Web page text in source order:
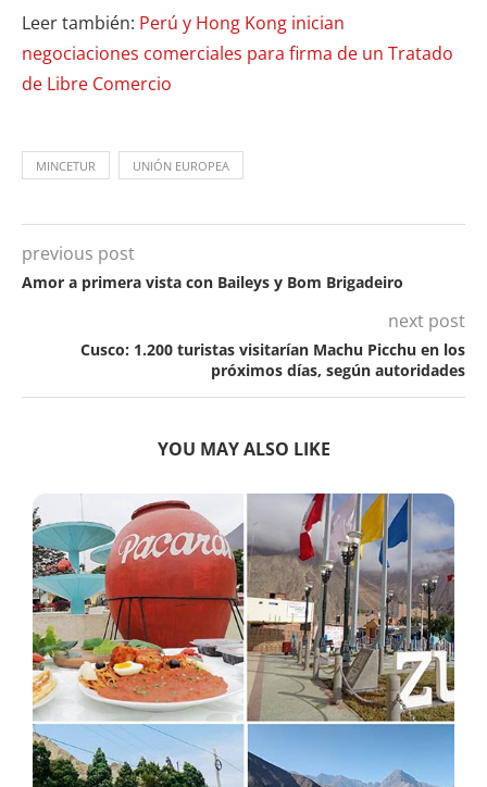
Leer también: Perú y Hong Kong inician
negociaciones comerciales para firma de un Tratado
de Libre Comercio
MINCETUR UNIÓN EUROPEA
previous post
Amor a primera vista con Baileys y Bom Brigadeiro
next post
Cusco: 1.200 turistas visitarían Machu Picchu en los
próximos días, según autoridades
YOU MAY ALSO LIKE